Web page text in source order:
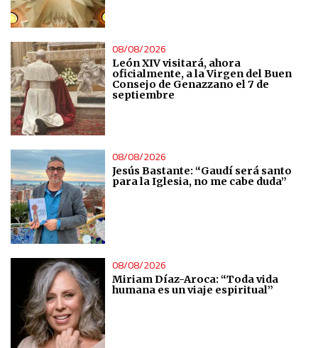
08/08/2026
León XIV visitará, ahora
oficialmente, a la Virgen del Buen
Consejo de Genazzano el 7 de
septiembre
08/08/2026
Jesús Bastante: “Gaudí será santo
para la Iglesia, no me cabe duda”
08/08/2026
Miriam Díaz-Aroca: “Toda vida
humana es un viaje espiritual”